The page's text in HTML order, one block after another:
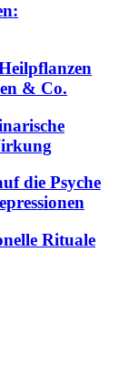
& Co.
die Psyche
Rituale